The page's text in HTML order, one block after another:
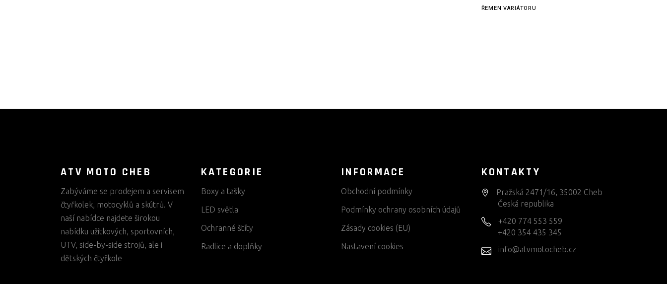
ŘEMEN VARIÁTORU
ATV MOTO CHEB
Zabýváme se prodejem a servisem
čtyřkolek, motocyklů a skútrů. V
naší nabídce najdete širokou
nabídku užitkových, sportovních,
UTV, side-by-side strojů, ale i
dětských čtyřkole
KATEGORIE
Boxy a tašky
LED světla
Ochranné štíty
Radlice a doplňky
INFORMACE
Obchodní podmínky
Podmínky ochrany osobních údajů
Zásady cookies (EU)
Nastavení cookies
KONTAKTY
Pražská 2471/16, 35002 Cheb
Česká republika
+420 774 553 559
+420 354 435 345
info@atvmotocheb.cz